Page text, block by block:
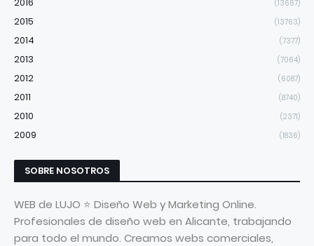
(13667)
2015 (13763)
2014 (7377)
2013 (7064)
2012 (6087)
2011 (8740)
2010 (2371)
2009 (1836)
SOBRE NOSOTROS
WEB de LUJO ⭐ Diseño Web y Marketing Online.
Profesionales de diseño web en Alicante, trabajando
para todo el mundo. Creamos webs comerciales,